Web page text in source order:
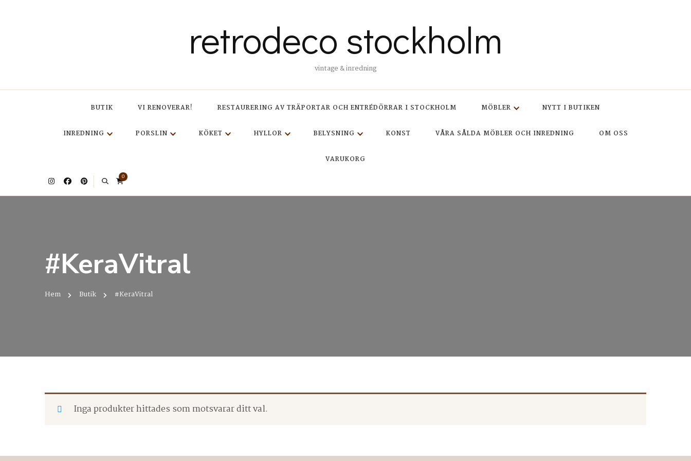
retrodeco stockholm
vintage & inredning
BUTIK VI RENOVERAR! RESTAURERING AV TRÄPORTAR OCH ENTRÉDÖRRAR I STOCKHOLM MÖBLER NYTT I BUTIKEN
INREDNING PORSLIN KÖKET HYLLOR BELYSNING KONST VÅRA SÅLDA MÖBLER OCH INREDNING OM OSS
VARUKORG
0
#KeraVitral
Hem Butik #KeraVitral
Inga produkter hittades som motsvarar ditt val.